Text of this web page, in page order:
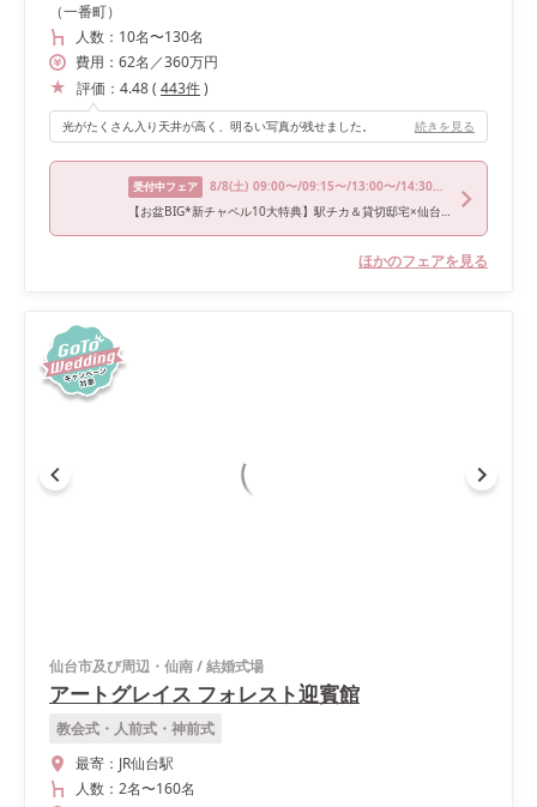
（一番町）
人数： 10名〜130名
費用： 62名 ／360万円
評価： 4.48( 443件)
光がたくさん入り天井が高く、明るい写真が残せました。 続きを見る
受付中フェア 8/8(土) 09:00〜/09:15〜/13:00〜/14:30〜/17:00〜
【お盆BIG*新チャペル10大特典】駅チカ＆貸切邸宅×仙台牛試食
ほかのフェアを見る
仙台市及び周辺・仙南/結婚式場
アートグレイス フォレスト迎賓館
教会式・人前式・神前式
最寄： JR仙台駅
人数： 2名〜160名